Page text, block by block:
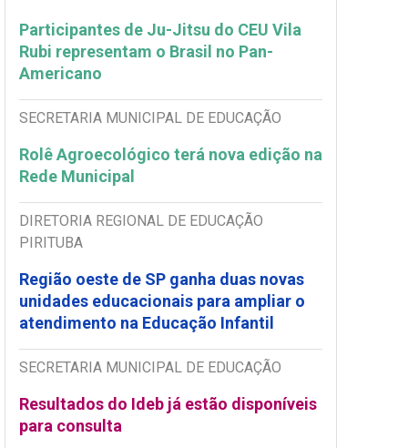
Participantes de Ju-Jitsu do CEU Vila
Rubi representam o Brasil no Pan-
Americano
SECRETARIA MUNICIPAL DE EDUCAÇÃO
Rolê Agroecológico terá nova edição na
Rede Municipal
DIRETORIA REGIONAL DE EDUCAÇÃO
PIRITUBA
Região oeste de SP ganha duas novas
unidades educacionais para ampliar o
atendimento na Educação Infantil
SECRETARIA MUNICIPAL DE EDUCAÇÃO
Resultados do Ideb já estão disponíveis
para consulta